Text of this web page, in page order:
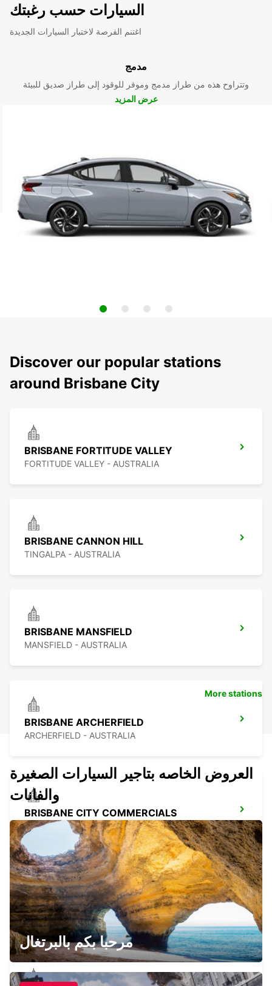
السيارات حسب رغبتك
اغتنم الفرصة لاختبار السيارات الجديدة
مدمج
وتتراوح هذه من طراز مدمج وموفر للوقود إلى طراز صديق للبيئة
عرض المزيد
Discover our popular stations
around Brisbane City
BRISBANE FORTITUDE VALLEY
FORTITUDE VALLEY - AUSTRALIA
BRISBANE CANNON HILL
TINGALPA - AUSTRALIA
BRISBANE MANSFIELD
MANSFIELD - AUSTRALIA
BRISBANE ARCHERFIELD
ARCHERFIELD - AUSTRALIA
BRISBANE CITY COMMERCIALS
GEEBUNG - AUSTRALIA
BRISBANE AIRPORT
BRISBANE - AUSTRALIA
More stations
العروض الخاصه بتاجير السيارات الصغيرة
والفانات
مرحبا بكم بالبرتغال